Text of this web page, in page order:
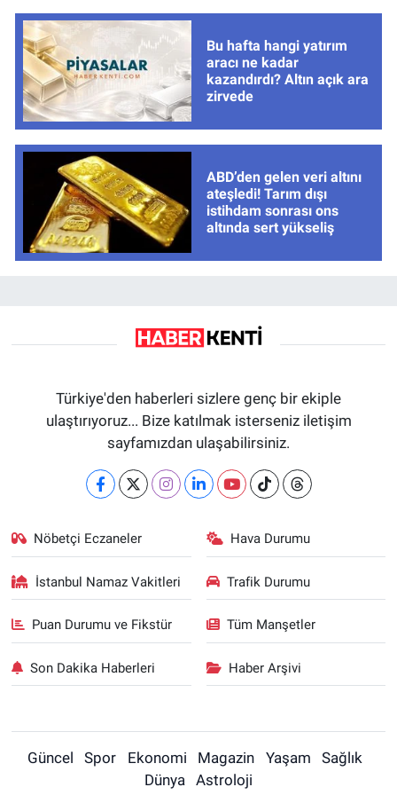
Bu hafta hangi yatırım
aracı ne kadar
kazandırdı? Altın açık ara
zirvede
ABD’den gelen veri altını
ateşledi! Tarım dışı
istihdam sonrası ons
altında sert yükseliş
Türkiye'den haberleri sizlere genç bir ekiple
ulaştırıyoruz... Bize katılmak isterseniz iletişim
sayfamızdan ulaşabilirsiniz.
Nöbetçi Eczaneler Hava Durumu
İstanbul Namaz Vakitleri Trafik Durumu
Puan Durumu ve Fikstür Tüm Manşetler
Son Dakika Haberleri Haber Arşivi
Güncel Spor Ekonomi Magazin Yaşam
Sağlık
Dünya
Astroloji